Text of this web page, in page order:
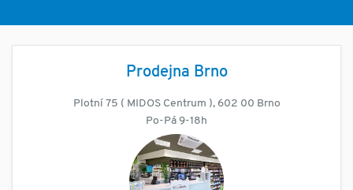
Prodejna Brno
Plotní 75 ( MIDOS Centrum ), 602 00 Brno
Po-Pá 9-18h